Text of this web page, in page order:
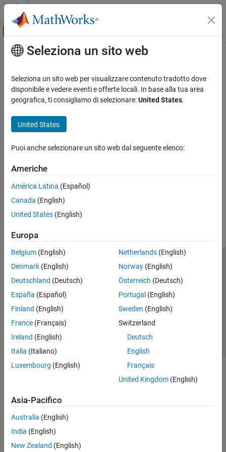
Vai al contenuto
Attiva/disattiva menu di navigazione
Pagina iniziale della documentazione
Contenuto principale
How useful was this information?
Seleziona un sito web
Seleziona un sito web per visualizzare contenuto tradotto dove
disponibile e vedere eventi e offerte locali. In base alla tua area
geografica, ti consigliamo di selezionare:United States.
United States
Puoi anche selezionare un sito web dal seguente elenco:
Americhe
América Latina (Español)
Canada (English)
United States (English)
Europa
Belgium (English)
Denmark (English)
Deutschland (Deutsch)
España (Español)
Finland (English)
France (Français)
Ireland (English)
Italia (Italiano)
Luxembourg (English)
Netherlands(English)
Norway(English)
Österreich (Deutsch)
Portugal (English)
Sweden (English)
Switzerland
Deutsch
English
Français
United Kingdom(English)
Asia-Pacifico
Australia (English)
India (English)
New Zealand (English)
Centro di fiducia
Informativa sulla privacy
Antipirateria
Stato dell'applicazione
Contatti
© 1994-2026 The MathWorks, Inc.